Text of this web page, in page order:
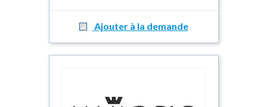
Ajouter à la demande